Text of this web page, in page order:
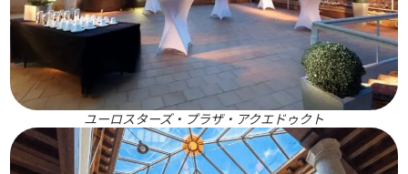
ユーロスターズ・プラザ・アクエドゥクト